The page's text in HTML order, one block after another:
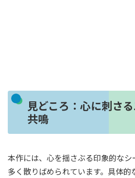
見どころ：心に刺さ
共鳴
本作には、心を揺さぶる印象的な
多く散りばめられています。具体的